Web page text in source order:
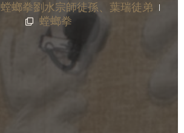
螂拳劉水宗師徒孫、葉瑞徒弟
螳螂拳